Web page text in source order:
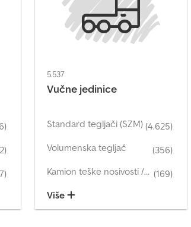
5.537
Vučne jedinice
Standard tegljači (SZM) (4.625)
Volumenska tegljač
(356)
Kamion teške nosivosti / tegljač (169)
Više